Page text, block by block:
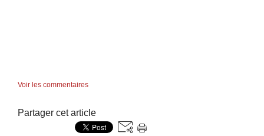
Voir les commentaires
Partager cet article